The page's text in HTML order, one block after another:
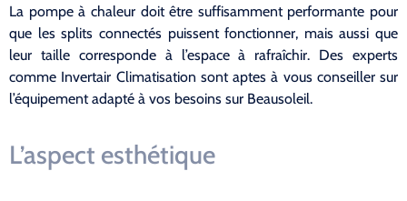
La pompe à chaleur doit être suffisamment performante pour
que les splits connectés puissent fonctionner, mais aussi que
leur taille corresponde à l’espace à rafraîchir. Des experts
comme Invertair Climatisation sont aptes à vous conseiller sur
l’équipement adapté à vos besoins sur Beausoleil.
L’aspect esthétique